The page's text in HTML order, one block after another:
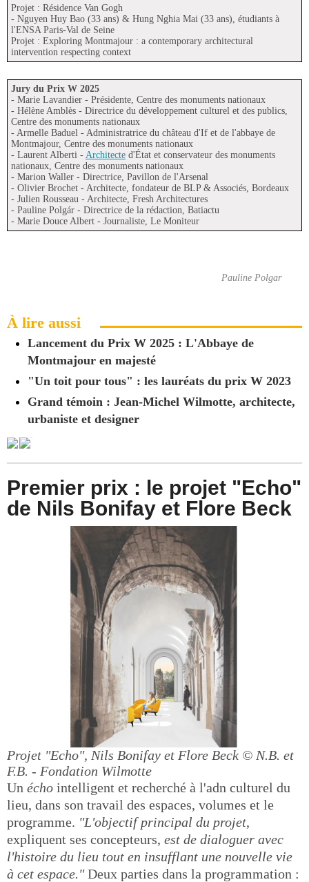
Projet : Résidence Van Gogh
- Nguyen Huy Bao (33 ans) & Hung Nghia Mai (33 ans), étudiants à
l'ENSA Paris-Val de Seine
Projet : Exploring Montmajour : a contemporary architectural
intervention respecting context
Jury du Prix W 2025
- Marie Lavandier - Présidente, Centre des monuments nationaux
- Hélène Amblès - Directrice du développement culturel et des publics,
Centre des monuments nationaux
- Armelle Baduel - Administratrice du château d'If et de l'abbaye de
Montmajour, Centre des monuments nationaux
- Laurent Alberti - Architecte d'État et conservateur des monuments
nationaux, Centre des monuments nationaux
- Marion Waller - Directrice, Pavillon de l'Arsenal
- Olivier Brochet - Architecte, fondateur de BLP & Associés, Bordeaux
- Julien Rousseau - Architecte, Fresh Architectures
- Pauline Polgár - Directrice de la rédaction, Batiactu
- Marie Douce Albert - Journaliste, Le Moniteur
Pauline Polgar
À lire aussi
Lancement du Prix W 2025 : L'Abbaye de
Montmajour en majesté
"Un toit pour tous" : les lauréats du prix W 2023
Grand témoin : Jean-Michel Wilmotte, architecte,
urbaniste et designer
Premier prix : le projet "Echo"
de Nils Bonifay et Flore Beck
Projet "Echo", Nils Bonifay et Flore Beck © N.B. et
F.B. - Fondation Wilmotte
Un écho intelligent et recherché à l'adn culturel du
lieu, dans son travail des espaces, volumes et le
programme. "L'objectif principal du projet,
expliquent ses concepteurs, est de dialoguer avec
l'histoire du lieu tout en insufflant une nouvelle vie
à cet espace."Deux parties dans la programmation :